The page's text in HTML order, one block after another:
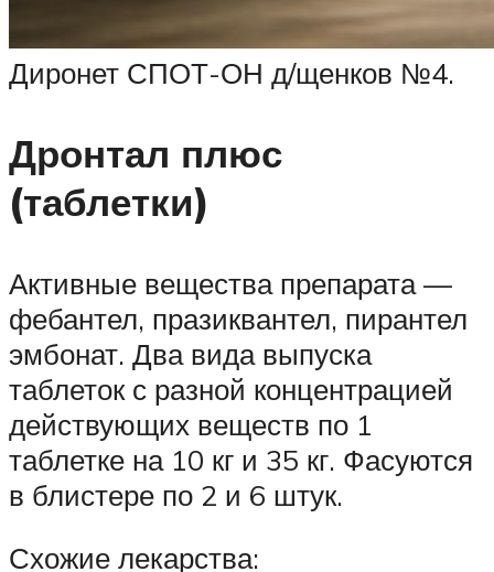
Диронет СПОТ-ОН д/щенков №4.
Дронтал плюс
(таблетки)
Активные вещества препарата —
фебантел, празиквантел, пирантел
эмбонат. Два вида выпуска
таблеток с разной концентрацией
действующих веществ по 1
таблетке на 10 кг и 35 кг. Фасуются
в блистере по 2 и 6 штук.
Схожие лекарства: